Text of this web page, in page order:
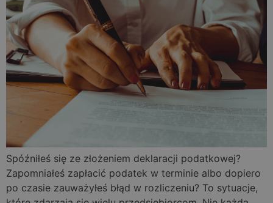
Spóźniłeś się ze złożeniem deklaracji podatkowej?
Zapomniałeś zapłacić podatek w terminie albo dopiero
po czasie zauważyłeś błąd w rozliczeniu? To sytuacje,